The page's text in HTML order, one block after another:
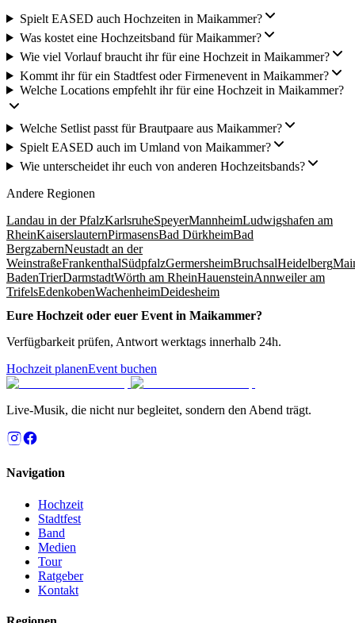
Spielt EASED auch Hochzeiten in Maikammer?
Was kostet eine Hochzeitsband für Maikammer?
Wie viel Vorlauf braucht ihr für eine Hochzeit in Maikammer?
Kommt ihr für ein Stadtfest oder Firmenevent in Maikammer?
Welche Locations empfehlt ihr für eine Hochzeit in Maikammer?
Welche Setlist passt für Brautpaare aus Maikammer?
Spielt EASED auch im Umland von Maikammer?
Wie unterscheidet ihr euch von anderen Hochzeitsbands?
Andere Regionen
Landau in der PfalzKarlsruheSpeyerMannheimLudwigshafen am
RheinKaiserslauternPirmasensBad DürkheimBad
BergzabernNeustadt an der
WeinstraßeFrankenthalSüdpfalzGermersheimBruchsalHeidelberg
BadenTrierDarmstadtWörth am RheinHauensteinAnnweiler am
TrifelsEdenkobenWachenheimDeidesheim
Eure Hochzeit oder euer Event in Maikammer?
Verfügbarkeit prüfen, Antwort werktags innerhalb 24h.
Hochzeit planenEvent buchen
Live-Musik, die nicht nur begleitet, sondern den Abend trägt.
Navigation
Hochzeit
Stadtfest
Band
Medien
Tour
Ratgeber
Kontakt